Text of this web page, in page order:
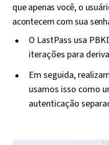
que apenas você, o
acontecem com sua
O LastPass usa
iterações para
Em seguida,
usamos isso como
autenticação